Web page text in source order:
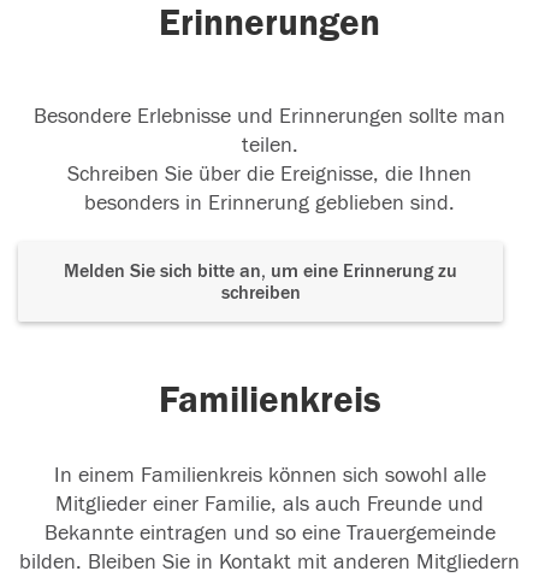
Erinnerungen
Besondere Erlebnisse und Erinnerungen sollte man
teilen.
Schreiben Sie über die Ereignisse, die Ihnen
besonders in Erinnerung geblieben sind.
Melden Sie sich bitte an, um eine Erinnerung zu
schreiben
Familienkreis
In einem Familienkreis können sich sowohl alle
Mitglieder einer Familie, als auch Freunde und
Bekannte eintragen und so eine Trauergemeinde
bilden. Bleiben Sie in Kontakt mit anderen Mitgliedern